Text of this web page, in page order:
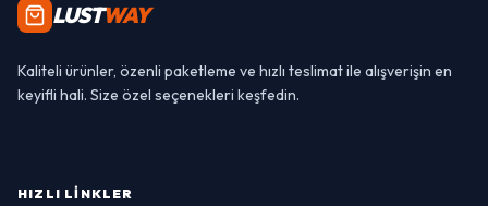
LUSTWAY
Kaliteli ürünler, özenli paketleme ve hızlı teslimat ile alışverişin en
keyifli hali. Size özel seçenekleri keşfedin.
HIZLI LINKLER